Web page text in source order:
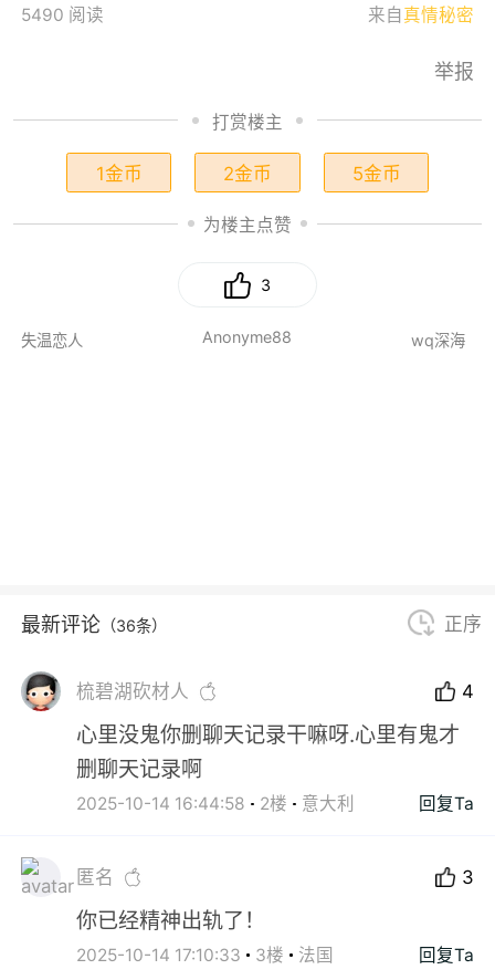
5490 阅读 来自真情秘密
举报
打赏楼主
1金币 2金币 5金币
为楼主点赞
3
失温恋人 Anonyme88 wq深海
最新评论 （36条） 正序
梳碧湖砍材人 4
心里没鬼你删聊天记录干嘛呀.心里有鬼才
删聊天记录啊
2025-10-14 16:44:58 2楼 意大利 回复Ta
匿名 3
你已经精神出轨了！
2025-10-14 17:10:33 3楼 法国 回复Ta